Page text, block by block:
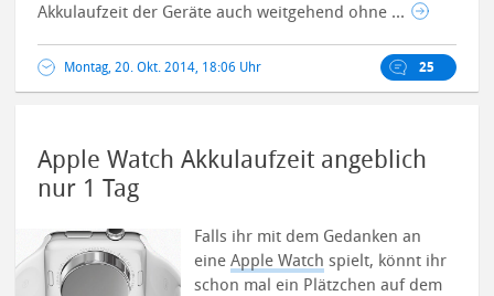
Akkulaufzeit der Geräte auch weitgehend ohne ...
Montag, 20. Okt. 2014, 18:06 Uhr 25
Apple Watch Akkulaufzeit angeblich
nur 1 Tag
Falls ihr mit dem Gedanken an
eineApple Watch spielt, könnt ihr
schon mal ein Plätzchen auf dem